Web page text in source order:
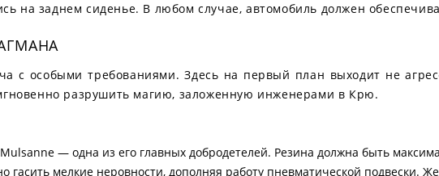
на заднем сиденье. В любом случае, автомобиль должен
с особыми требованиями. Здесь на первый план выходит не
разрушить магию, заложенную инженерами в Крю.
— одна из его главных добродетелей. Резина должна быть
мелкие неровности, дополняя работу пневматической подвески.